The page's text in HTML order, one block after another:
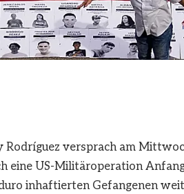
Rodríguez versprach am
eine US-Militäroperation
inhaftierten Gefangenen